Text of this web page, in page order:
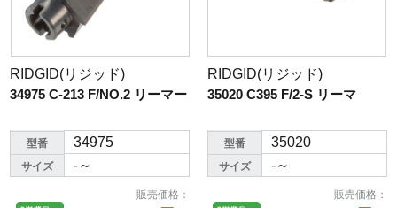
RIDGID(リジッド)
34975 C-213 F/NO.2 リーマー
型番 34975
サイズ -～
販売価格 ：
RIDGID(リジッド)
35020 C395 F/2-S リーマ
型番 35020
サイズ -～
販売価格 ：